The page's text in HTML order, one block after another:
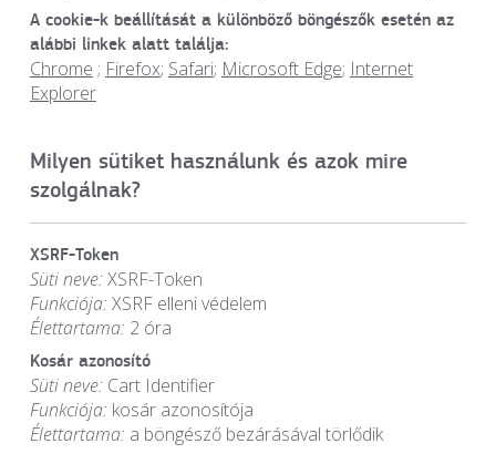
A cookie-k beállítását a különböző böngészők esetén az
alábbi linkek alatt találja:
Chrome ; Firefox; Safari; Microsoft Edge; Internet
Explorer
Milyen sütiket használunk és azok mire
szolgálnak?
XSRF-Token
Süti neve: XSRF-Token
Funkciója: XSRF elleni védelem
Élettartama: 2 óra
Kosár azonosító
Süti neve: Cart Identifier
Funkciója: kosár azonosítója
Élettartama: a böngésző bezárásával törlődik